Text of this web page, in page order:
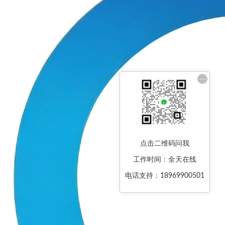
—
点击二维码问我
工作时间：全天在线
电话支持：18969900501